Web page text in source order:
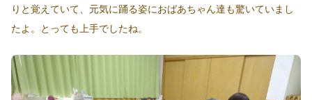
りと覚えていて、元気に踊る姿におばあちゃん達も驚いていまし
たよ。とっても上手でしたね。